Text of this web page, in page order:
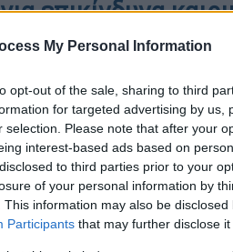
My Personal Information
opt-out of the sale, sharing to third
for targeted advertising by us,
selection. Please note that after your
interest-based ads based on
to third parties prior to your
of your personal information by
This information may also be
Participants that may further disclose
επικίνδυνα
, Κλέαρχο Μαρουσάκη,
σε «ισχυρό κύμαζέστης»,
καιρικά